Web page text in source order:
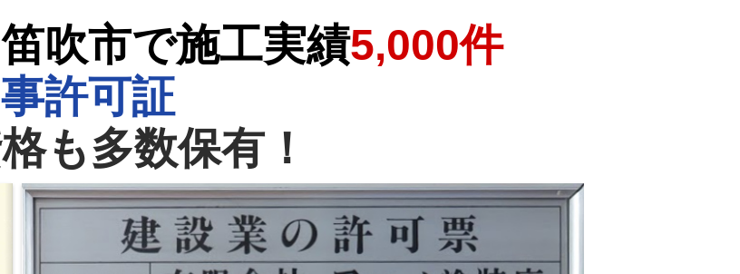
吹市で施工実績5,000件
許可証
も多数保有！